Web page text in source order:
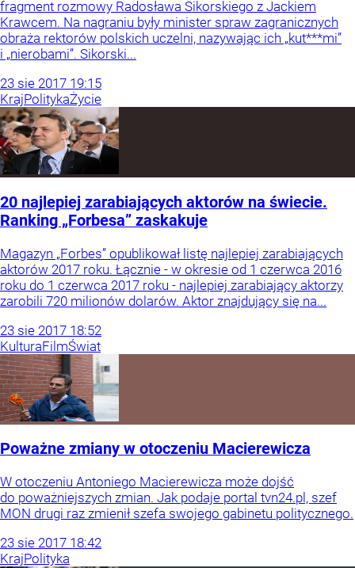
fragment rozmowy Radosława Sikorskiego z Jackiem
Krawcem. Na nagraniu były minister spraw zagranicznych
obraża rektorów polskich uczelni, nazywając ich „kut***mi”
i „nierobami”. Sikorski...
23 sie 2017 19:15
KrajPolitykaŻycie
20 najlepiej zarabiających aktorów na świecie.
Ranking „Forbesa” zaskakuje
Magazyn „Forbes” opublikował listę najlepiej zarabiających
aktorów 2017 roku. Łącznie - w okresie od 1 czerwca 2016
roku do 1 czerwca 2017 roku - najlepiej zarabiający aktorzy
zarobili 720 milionów dolarów. Aktor znajdujący się na...
23 sie 2017 18:52
KulturaFilmŚwiat
Poważne zmiany w otoczeniu Macierewicza
W otoczeniu Antoniego Macierewicza może dojść
do poważniejszych zmian. Jak podaje portal tvn24.pl, szef
MON drugi raz zmienił szefa swojego gabinetu politycznego.
23 sie 2017 18:42
KrajPolityka